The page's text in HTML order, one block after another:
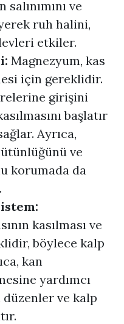
ve
ruh halini,
etkiler.
Magnezyum, kas
için gereklidir.
girişini
başlatır
Ayrıca,
ve
korumada da
kasılması ve
böylece kalp
kan
yardımcı
düzenler ve kalp